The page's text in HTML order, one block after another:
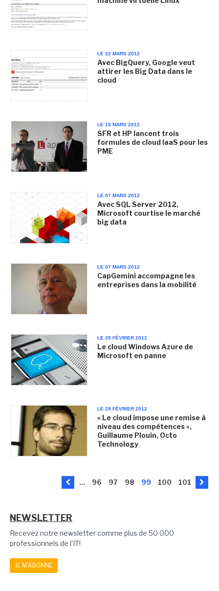
LE 22 MARS 2012
Avec BigQuery, Google veut
attirer les Big Data dans le
cloud
LE 15 MARS 2012
SFR et HP lancent trois
formules de cloud IaaS pour les
PME
LE 07 MARS 2012
Avec SQL Server 2012,
Microsoft courtise le marché
big data
LE 07 MARS 2012
CapGemini accompagne les
entreprises dans la mobilité
LE 29 FÉVRIER 2012
Le cloud Windows Azure de
Microsoft en panne
LE 29 FÉVRIER 2012
« Le cloud impose une remise à
niveau des compétences »,
Guillaume Plouin, Octo
Technology
... 96 97 98 99 100 101
NEWSLETTER
Recevez notre newsletter comme plus de 50 000
professionnels de l'IT!
JE M'ABONNE